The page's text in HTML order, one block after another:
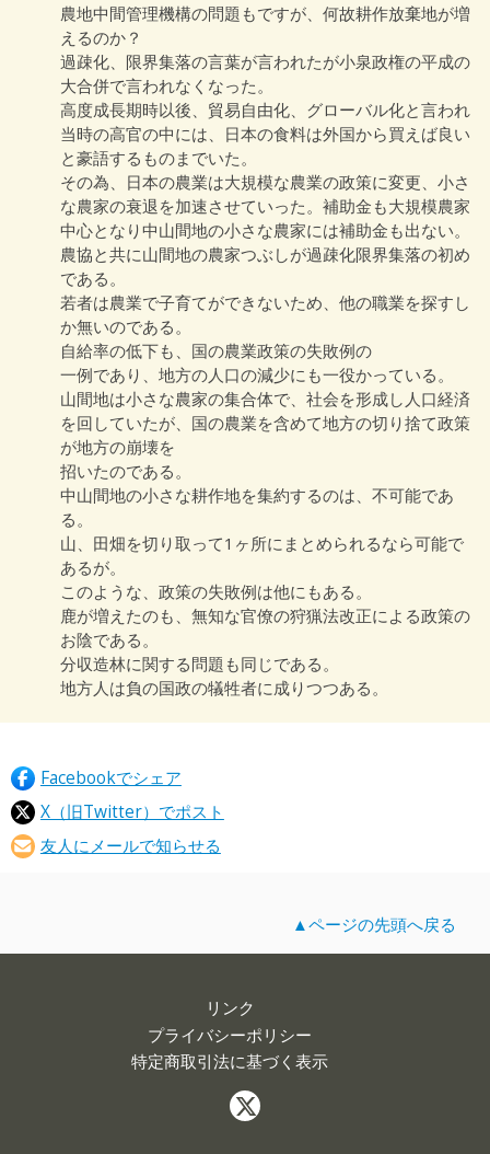
農地中間管理機構の問題もですが、何故耕作放棄地が増
えるのか？
過疎化、限界集落の言葉が言われたが小泉政権の平成の
大合併で言われなくなった。
高度成長期時以後、貿易自由化、グローバル化と言われ
当時の高官の中には、日本の食料は外国から買えば良い
と豪語するものまでいた。
その為、日本の農業は大規模な農業の政策に変更、小さ
な農家の衰退を加速させていった。補助金も大規模農家
中心となり中山間地の小さな農家には補助金も出ない。
農協と共に山間地の農家つぶしが過疎化限界集落の初め
である。
若者は農業で子育てができないため、他の職業を探すし
か無いのである。
自給率の低下も、国の農業政策の失敗例の
一例であり、地方の人口の減少にも一役かっている。
山間地は小さな農家の集合体で、社会を形成し人口経済
を回していたが、国の農業を含めて地方の切り捨て政策
が地方の崩壊を
招いたのである。
中山間地の小さな耕作地を集約するのは、不可能であ
る。
山、田畑を切り取って1ヶ所にまとめられるなら可能で
あるが。
このような、政策の失敗例は他にもある。
鹿が増えたのも、無知な官僚の狩猟法改正による政策の
お陰である。
分収造林に関する問題も同じである。
地方人は負の国政の犠牲者に成りつつある。
Facebookでシェア
X（旧Twitter）でポスト
友人にメールで知らせる
▲ページの先頭へ戻る
リンク
プライバシーポリシー
特定商取引法に基づく表示